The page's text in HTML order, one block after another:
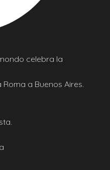
celebra la
Roma a Buenos Aires.